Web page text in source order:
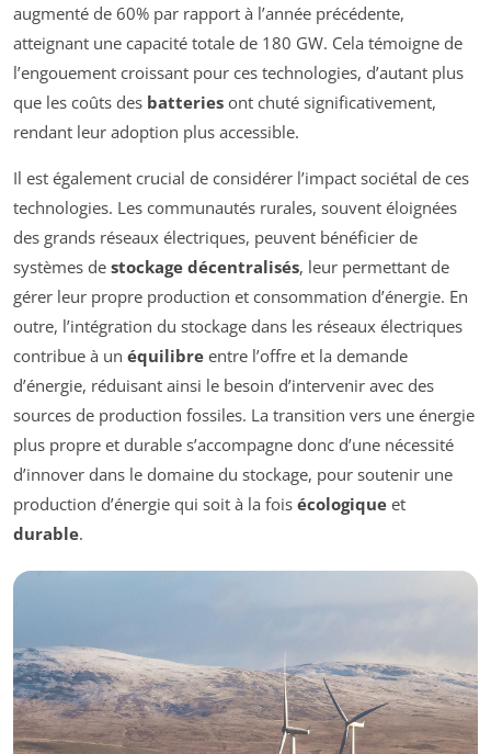
augmenté de 60% par rapport à l’année précédente,
atteignant une capacité totale de 180 GW. Cela témoigne de
l’engouement croissant pour ces technologies, d’autant plus
que les coûts des batteries ont chuté significativement,
rendant leur adoption plus accessible.
Il est également crucial de considérer l’impact sociétal de ces
technologies. Les communautés rurales, souvent éloignées
des grands réseaux électriques, peuvent bénéficier de
systèmes de stockage décentralisés, leur permettant de
gérer leur propre production et consommation d’énergie. En
outre, l’intégration du stockage dans les réseaux électriques
contribue à un équilibre entre l’offre et la demande
d’énergie, réduisant ainsi le besoin d’intervenir avec des
sources de production fossiles. La transition vers une énergie
plus propre et durable s’accompagne donc d’une nécessité
d’innover dans le domaine du stockage, pour soutenir une
production d’énergie qui soit à la fois écologique et
durable.